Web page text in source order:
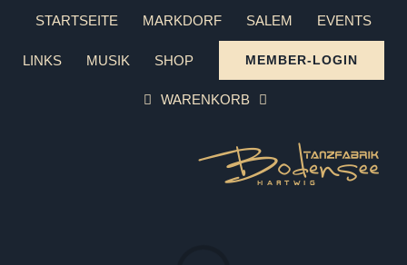
Zum
springen
STARTSEITE MARKDORF SALEM EVENTS
LINKS MUSIK SHOP MEMBER-LOGIN
WARENKORB